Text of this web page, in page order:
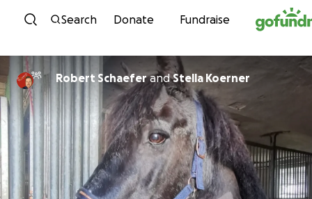
Skip to content
Search Donate Fundraise
Robert SchaeferandStella Koerner